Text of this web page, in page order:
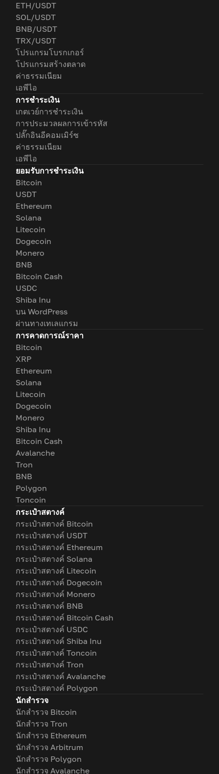
ETH/USDT
SOL/USDT
BNB/USDT
TRX/USDT
โปรแกรมโบรกเกอร์
โปรแกรมสร้างตลาด
ค่าธรรมเนียม
เอพีไอ
การชำระเงิน
เกตเวย์การชำระเงิน
การประมวลผลการเข้ารหัส
ปลั๊กอินอีคอมเมิร์ซ
ค่าธรรมเนียม
เอพีไอ
ยอมรับการชำระเงิน
Bitcoin
USDT
Ethereum
Solana
Litecoin
Dogecoin
Monero
BNB
Bitcoin Cash
USDC
Shiba Inu
บน WordPress
ผ่านทางเทเลแกรม
การคาดการณ์ราคา
Bitcoin
XRP
Ethereum
Solana
Litecoin
Dogecoin
Monero
Shiba Inu
Bitcoin Cash
Avalanche
Tron
BNB
Polygon
Toncoin
กระเป๋าสตางค์
กระเป๋าสตางค์ Bitcoin
กระเป๋าสตางค์ USDT
กระเป๋าสตางค์ Ethereum
กระเป๋าสตางค์ Solana
กระเป๋าสตางค์ Litecoin
กระเป๋าสตางค์ Dogecoin
กระเป๋าสตางค์ Monero
กระเป๋าสตางค์ BNB
กระเป๋าสตางค์ Bitcoin Cash
กระเป๋าสตางค์ USDC
กระเป๋าสตางค์ Shiba Inu
กระเป๋าสตางค์ Toncoin
กระเป๋าสตางค์ Tron
กระเป๋าสตางค์ Avalanche
กระเป๋าสตางค์ Polygon
นักสำรวจ
นักสำรวจ Bitcoin
นักสำรวจ Tron
นักสำรวจ Ethereum
นักสำรวจ Arbitrum
นักสำรวจ Polygon
นักสำรวจ Avalanche